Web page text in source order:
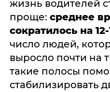
жизнь водителей
проще: среднее
сократилось на
число людей,
выросло почти на
такие полосы
стабилизировать